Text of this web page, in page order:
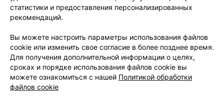
Публичный договор
Доставка
Способы оплаты
Вакансии
Партнеры
Написать руководителю 103.by
Написать в поддержку
Персональные настройки Cookie
статистики и предоставления персонализированных
рекомендаций.
Вы можете настроить параметры использования файлов
cookie или изменить свое согласие в более позднее время.
Для получения дополнительной информации о целях,
сроках и порядке использования файлов cookie вы
можете ознакомиться с нашей Политикой обработки
файлов cookie